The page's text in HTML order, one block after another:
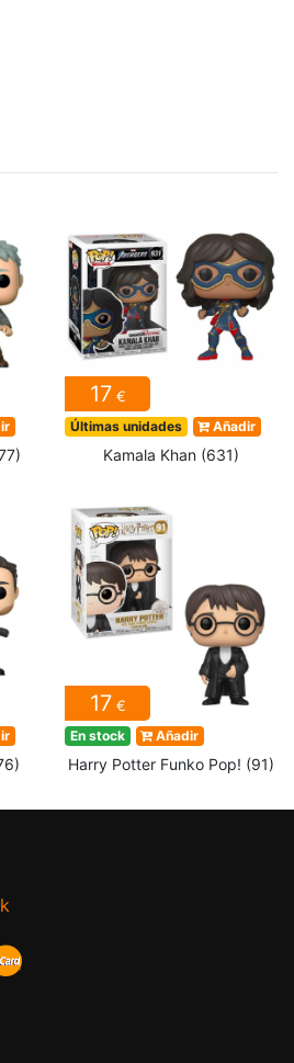
17 €
Últimas unidades Añadir
Kamala Khan (631)
17 €
En stock Añadir
Harry Potter Funko Pop! (91)